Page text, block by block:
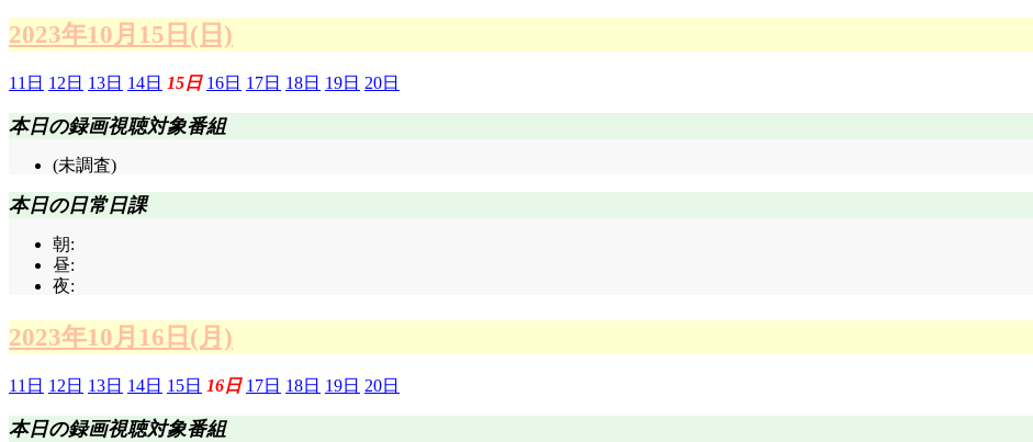
2023年10月15日(日)
11日 12日 13日 14日 15日 16日 17日 18日 19日 20日
本日の録画視聴対象番組
(未調査)
本日の日常日課
朝:
昼:
夜:
2023年10月16日(月)
11日 12日 13日 14日 15日 16日 17日 18日 19日 20日
本日の録画視聴対象番組